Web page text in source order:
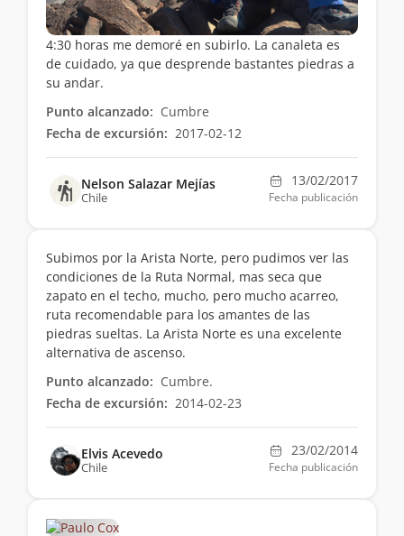
4:30 horas me demoré en subirlo. La canaleta es
de cuidado, ya que desprende bastantes piedras a
su andar.
Punto alcanzado: Cumbre
Fecha de excursión: 2017-02-12
Nelson Salazar Mejías
Chile
13/02/2017
Fecha publicación
Subimos por la Arista Norte, pero pudimos ver las
condiciones de la Ruta Normal, mas seca que
zapato en el techo, mucho, pero mucho acarreo,
ruta recomendable para los amantes de las
piedras sueltas. La Arista Norte es una excelente
alternativa de ascenso.
Punto alcanzado: Cumbre.
Fecha de excursión: 2014-02-23
Elvis Acevedo
Chile
23/02/2014
Fecha publicación